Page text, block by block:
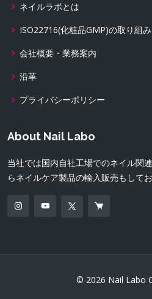
ネイルラボとは
ISO22716(化粧品GMP)の取り組み
会社概要・業務案内
沿革
プライバシーポリシー
About Nail Labo
当社では国内自社工場でのネイル関
らネイルケア製品の輸入販売もしてお
© 2026 Nail Labo